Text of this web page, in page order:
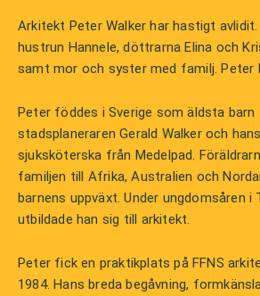
Arkitekt Peter Walker har hastigt
hustrun Hannele, döttrarna Elina och
samt mor och syster med familj. Peter
Peter föddes i Sverige som äldsta
stadsplaneraren Gerald Walker och
sjuksköterska från Medelpad.
familjen till Afrika, Australien och
barnens uppväxt. Under ungdomsåren i
utbildade han sig till arkitekt.
Peter fick en praktikplats på FFNS
1984. Hans breda begåvning,